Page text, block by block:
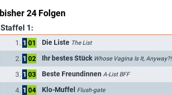
bisher 24 Folgen
Staffel 1:
1. 1 01 Die Liste The List
2. 1 02 Ihr bestes Stück Whose Vagina Is It, Anyway?!
3. 1 03 Beste Freundinnen A-List BFF
4. 1 04 Klo-Muffel Flush-gate